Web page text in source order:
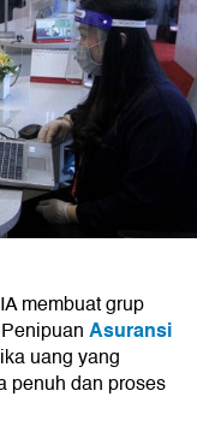
membuat grup
Asuransi
uang yang
penuh dan proses